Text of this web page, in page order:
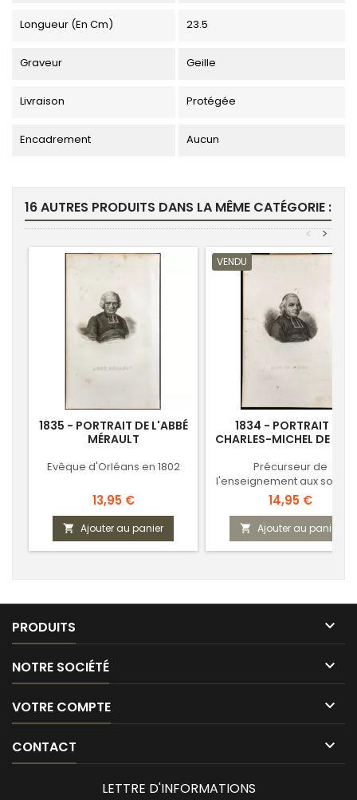
Longueur (en Cm) 23.5
Graveur Geille
Livraison Protégée
Encadrement Aucun
16 AUTRES PRODUITS DANS LA MÊME CATÉGORIE :
>
<
1835 - PORTRAIT DE L'ABBÉ
MÉRAULT
Evêque d'Orléans en 1802
Prix
13,95 €
 Ajouter au panier
VENDU
1834 - PORTRAIT DE
CHARLES-MICHEL DE
Précurseur de
l'enseignement aux
Langage des signes
Prix
14,95 €
 Ajouter au panier
PRODUITS 
NOTRE SOCIÉTÉ 
VOTRE COMPTE 
CONTACT 
LETTRE D'INFORMATIONS